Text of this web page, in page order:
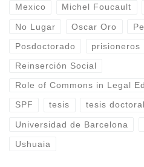
Mexico Michel Foucault
No Lugar Oscar Oro
Posdoctorado prisioneros
Reinserción Social
Role of Commons in Legal
SPF tesis tesis doctoral
Universidad de Barcelona
Ushuaia